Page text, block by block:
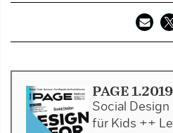
PAGE 1.2019
Social
für Kids ++